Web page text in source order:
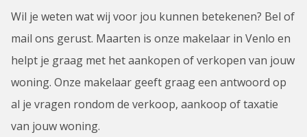
Wil je weten wat wij voor jou kunnen betekenen? Bel of
mail ons gerust. Maarten is onze makelaar in Venlo en
helpt je graag met het aankopen of verkopen van jouw
woning. Onze makelaar geeft graag een antwoord op
al je vragen rondom de verkoop, aankoop of taxatie
van jouw woning.